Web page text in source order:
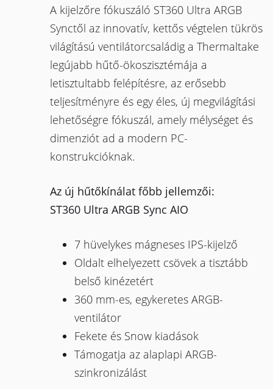
A kijelzőre fókuszáló ST360 Ultra ARGB
Synctől az innovatív, kettős végtelen tükrös
világítású ventilátorcsaládig a Thermaltake
legújabb hűtő-ökoszisztémája a
letisztultabb felépítésre, az erősebb
teljesítményre és egy éles, új megvilágítási
lehetőségre fókuszál, amely mélységet és
dimenziót ad a modern PC-
konstrukcióknak.
Az új hűtőkínálat főbb jellemzői:
ST360 Ultra ARGB Sync AIO
7 hüvelykes mágneses IPS-kijelző
Oldalt elhelyezett csövek a tisztább
belső kinézetért
360 mm-es, egykeretes ARGB-
ventilátor
Fekete és Snow kiadások
Támogatja az alaplapi ARGB-
szinkronizálást